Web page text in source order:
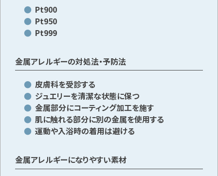
【総合受付】24時間・年中無休(年末年始除く)
Pt900
Pt950
Pt999
金属アレルギーの対処法・予防法
皮膚科を受診する
ジュエリーを清潔な状態に保つ
金属部分にコーティング加工を施す
肌に触れる部分に別の金属を使用する
運動や入浴時の着用は避ける
金属アレルギーになりやすい素材